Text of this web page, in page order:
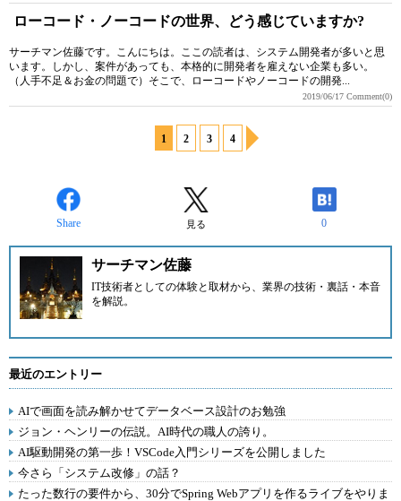
ローコード・ノーコードの世界、どう感じていますか?
サーチマン佐藤です。こんにちは。ここの読者は、システム開発者が多いと思
います。しかし、案件があっても、本格的に開発者を雇えない企業も多い。
（人手不足＆お金の問題で）そこで、ローコードやノーコードの開発...
2019/06/17 Comment(0)
1 2 3 4
Share 見る 0
サーチマン佐藤
IT技術者としての体験と取材から、業界の技術・裏話・本音
を解説。
最近のエントリー
AIで画面を読み解かせてデータベース設計のお勉強
ジョン・ヘンリーの伝説。AI時代の職人の誇り。
AI駆動開発の第一歩！VSCode入門シリーズを公開しました
今さら「システム改修」の話？
たった数行の要件から、30分でSpring Webアプリを作るライブをやりま